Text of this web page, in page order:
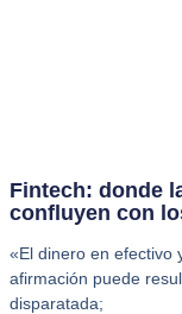
Fintech: donde
confluyen con
«El dinero en efectivo
afirmación puede
disparatada;